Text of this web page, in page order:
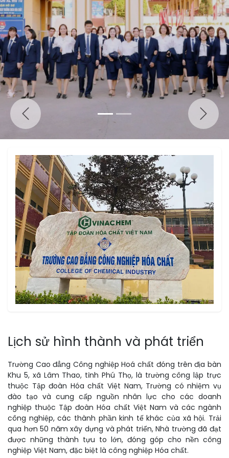
Trước Tiếp
Lịch sử hình thành và phát triển
Trường Cao đẳng Công nghiệp Hoá chất đóng trên địa bàn
Khu 5, xã Lâm Thao, tỉnh Phú Thọ, là trường công lập trực
thuộc Tập đoàn Hóa chất Việt Nam, Trường có nhiệm vụ
đào tạo và cung cấp nguồn nhân lực cho các doanh
nghiệp thuộc Tập đoàn Hóa chất Việt Nam và các ngành
công nghiệp, các thành phần kinh tế khác của xã hội. Trải
qua hơn 50 năm xây dựng và phát triển, Nhà trường đã đạt
được những thành tựu to lớn, đóng góp cho nền công
nghiệp Việt Nam, đặc biệt là công nghiệp Hóa chất.